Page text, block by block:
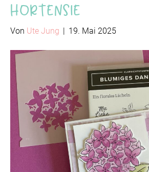
Hortensie
Von Ute Jung | 19. Mai 2025